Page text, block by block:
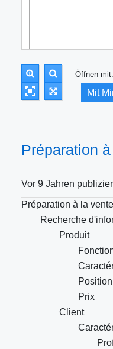
Öffnen
Mit
Préparation
Vor 9 Jahren
Préparation à la vente
Recherche
Produit
Prix
Client